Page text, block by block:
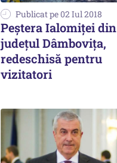
Publicat pe 02 Iul 2018
Peştera Ialomiţei din
județul Dâmbovița,
redeschisă pentru
vizitatori